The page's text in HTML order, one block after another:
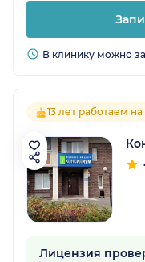
В клинику можно
13 лет работаем
Лицензия